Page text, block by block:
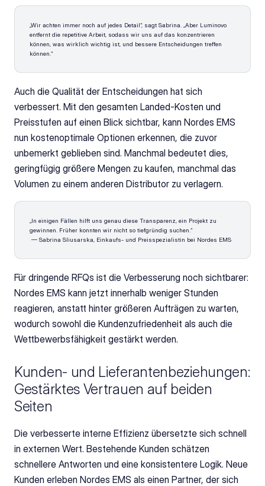
„Wir achten immer noch auf jedes Detail“, sagt Sabrina. „Aber Luminovo
entfernt die repetitive Arbeit, sodass wir uns auf das konzentrieren
können, was wirklich wichtig ist, und bessere Entscheidungen treffen
können.“
Auch die Qualität der Entscheidungen hat sich
verbessert. Mit den gesamten Landed-Kosten und
Preisstufen auf einen Blick sichtbar, kann Nordes EMS
nun kostenoptimale Optionen erkennen, die zuvor
unbemerkt geblieben sind. Manchmal bedeutet dies,
geringfügig größere Mengen zu kaufen, manchmal das
Volumen zu einem anderen Distributor zu verlagern.
„In einigen Fällen hilft uns genau diese Transparenz, ein Projekt zu
gewinnen. Früher konnten wir nicht so tiefgründig suchen.“
— Sabrina Sliusarska, Einkaufs- und Preisspezialistin bei Nordes EMS
Für dringende RFQs ist die Verbesserung noch sichtbarer:
Nordes EMS kann jetzt innerhalb weniger Stunden
reagieren, anstatt hinter größeren Aufträgen zu warten,
wodurch sowohl die Kundenzufriedenheit als auch die
Wettbewerbsfähigkeit gestärkt werden.
Kunden- und Lieferantenbeziehungen:
Gestärktes Vertrauen auf beiden
Seiten
Die verbesserte interne Effizienz übersetzte sich schnell
in externen Wert. Bestehende Kunden schätzen
schnellere Antworten und eine konsistentere Logik. Neue
Kunden erleben Nordes EMS als einen Partner, der sich